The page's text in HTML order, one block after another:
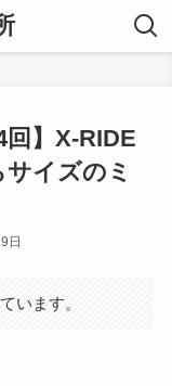
回】X-RIDE
イズのミ
日
います。